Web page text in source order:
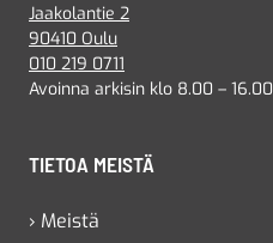
Jaakolantie 2
90410 Oulu
010 219 0711
Avoinna arkisin klo 8.00 – 16.00
TIETOA MEISTÄ
› Meistä